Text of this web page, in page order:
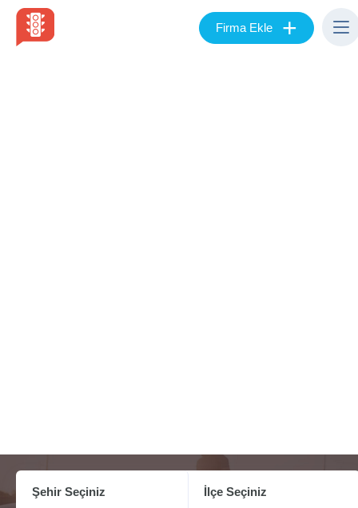
Firma Ekle +
Şehir Seçiniz İlçe Seçiniz